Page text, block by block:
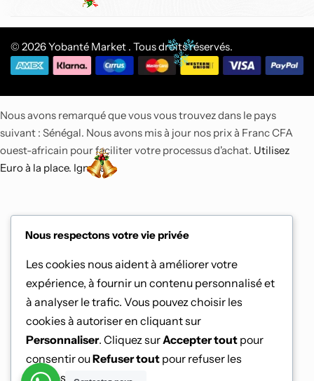
© 2026 Yobanté Market . Tous droits réservés.
Nous respectons votre vie privée
Les cookies nous aident à améliorer votre
expérience, à fournir un contenu personnalisé et
à analyser le trafic. Vous pouvez choisir les
cookies à autoriser en cliquant sur
Personnaliser. Cliquez sur Accepter tout pour
consentir ouRefuser tout pour refuser les
cookies non essentiels.
Nous avons remarqué que vous vous trouvez dans le pays
suivant : Sénégal. Nous avons mis à jour nos prix à Franc CFA
ouest-africain pour faciliter votre processus d'achat. Utilisez
Euro à la place. Ignorer
Air Fryer Ninja Foodi MAX double compartiment
6-en-1, 9,5L
Top
Air Fryer Ninja Foodi
compartiment 6-en-1,
150 900CFA
137 800CFA